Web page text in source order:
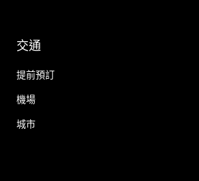
交通
提前預訂
機場
城市